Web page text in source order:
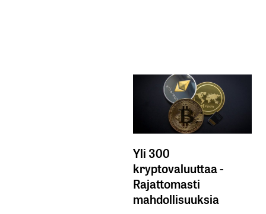
Yli 300
kryptovaluuttaa -
Rajattomasti
mahdollisuuksia